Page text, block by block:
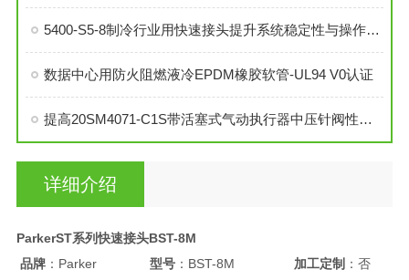
5400-S5-8制冷行业用快速接头提升系统稳定性与操作便捷性
数据中心用防火阻燃液冷EPDM橡胶软管-UL94 V0认证
提高20SM4071-C1S带活塞式气动执行器中压针阀性能的技巧
详细介绍
ParkerST系列快速接头BST-8M
品牌：Parker 型号：BST-8M 加工定制：否